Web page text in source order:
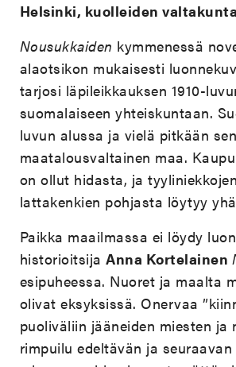
Helsinki, kuolleiden valtakunta
Nousukkaiden kymmenessä
alaotsikon mukaisesti
tarjosi läpileikkauksen 1910-
suomalaiseen yhteiskuntaan.
luvun alussa ja vielä pitkään
maatalousvaltainen maa.
on ollut hidasta, ja
lattakenkien pohjasta löytyy
Paikka maailmassa ei löydy
historioitsijaAnna Kortelainen
esipuheessa. Nuoret ja maalta
olivat eksyksissä. Onervaa
puoliväliin jääneiden miesten ja
rimpuilu edeltävän ja